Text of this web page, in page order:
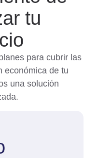
tu
para cubrir las
económica de tu
una solución